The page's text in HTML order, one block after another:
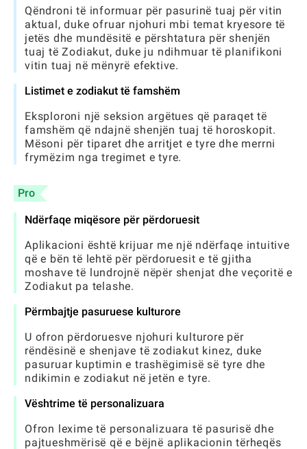
Qëndroni të informuar për pasurinë tuaj për vitin
aktual, duke ofruar njohuri mbi temat kryesore të
jetës dhe mundësitë e përshtatura për shenjën
tuaj të Zodiakut, duke ju ndihmuar të planifikoni
vitin tuaj në mënyrë efektive.
Listimet e zodiakut të famshëm
Eksploroni një seksion argëtues që paraqet të
famshëm që ndajnë shenjën tuaj të horoskopit.
Mësoni për tiparet dhe arritjet e tyre dhe merrni
frymëzim nga tregimet e tyre.
Pro
Ndërfaqe miqësore për përdoruesit
Aplikacioni është krijuar me një ndërfaqe intuitive
që e bën të lehtë për përdoruesit e të gjitha
moshave të lundrojnë nëpër shenjat dhe veçoritë e
Zodiakut pa telashe.
Përmbajtje pasuruese kulturore
U ofron përdoruesve njohuri kulturore për
rëndësinë e shenjave të zodiakut kinez, duke
pasuruar kuptimin e trashëgimisë së tyre dhe
ndikimin e zodiakut në jetën e tyre.
Vështrime të personalizuara
Ofron lexime të personalizuara të pasurisë dhe
pajtueshmërisë që e bëjnë aplikacionin tërheqës